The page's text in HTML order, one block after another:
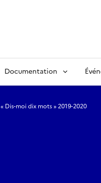
Documentation
« Dis-moi dix mots » 2019-2020